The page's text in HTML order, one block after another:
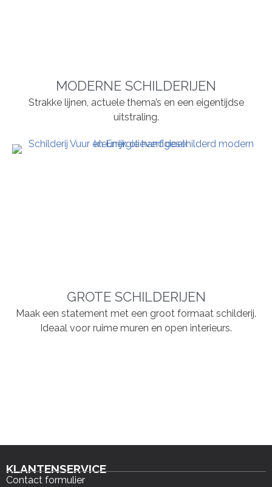
MODERNE SCHILDERIJEN
Strakke lijnen, actuele thema’s en een eigentijdse
uitstraling.
GROTE SCHILDERIJEN
Maak een statement met een groot formaat schilderij.
Ideaal voor ruime muren en open interieurs.
KLANTENSERVICE
Contact formulier